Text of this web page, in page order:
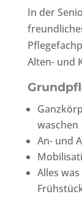
In der
Alten- und
waschen
An- und
Alles